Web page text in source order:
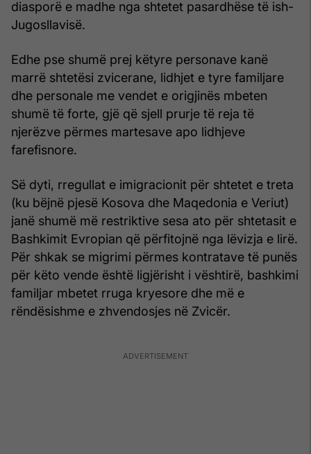
diasporë e madhe nga shtetet pasardhëse të ish-
Jugosllavisë.
Edhe pse shumë prej këtyre personave kanë
marrë shtetësi zvicerane, lidhjet e tyre familjare
dhe personale me vendet e origjinës mbeten
shumë të forte, gjë që sjell prurje të reja të
njerëzve përmes martesave apo lidhjeve
farefisnore.
Së dyti, rregullat e imigracionit për shtetet e treta
(ku bëjnë pjesë Kosova dhe Maqedonia e Veriut)
janë shumë më restriktive sesa ato për shtetasit e
Bashkimit Evropian që përfitojnë nga lëvizja e lirë.
Për shkak se migrimi përmes kontratave të punës
për këto vende është ligjërisht i vështirë, bashkimi
familjar mbetet rruga kryesore dhe më e
rëndësishme e zhvendosjes në Zvicër.